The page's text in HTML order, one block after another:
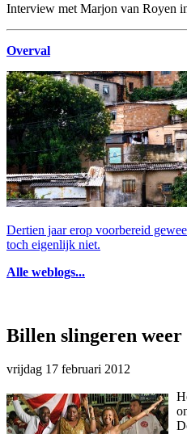
Interview met Marjon van Royen
Overval
Dertien jaar erop voorbereid
toch eigenlijk niet.
Alle weblogs...
Billen slingeren weer
vrijdag 17 februari 2012